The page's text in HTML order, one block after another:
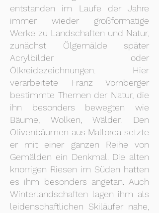
entstanden im Laufe der Jahre
immer wieder großformatige
Werke zu Landschaften und Natur,
zunächst Ölgemälde später
Acrylbilder oder
Ölkreidezeichnungen. Hier
verarbeitete Franz Vornberger
bestimmte Themen der Natur, die
ihn besonders bewegten wie
Bäume, Wolken, Wälder. Den
Olivenbäumen aus Mallorca setzte
er mit einer ganzen Reihe von
Gemälden ein Denkmal. Die alten
knorrigen Riesen im Süden hatten
es ihm besonders angetan. Auch
Winterlandschaften lagen ihm als
leidenschaftlichen Skiläufer nahe,